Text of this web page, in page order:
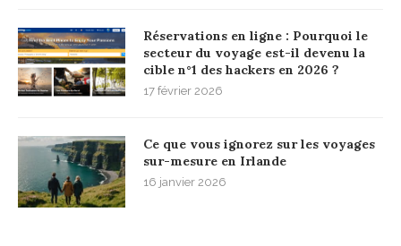
Réservations en ligne : Pourquoi le
secteur du voyage est-il devenu la
cible n°1 des hackers en 2026 ?
17 février 2026
Ce que vous ignorez sur les voyages
sur-mesure en Irlande
16 janvier 2026